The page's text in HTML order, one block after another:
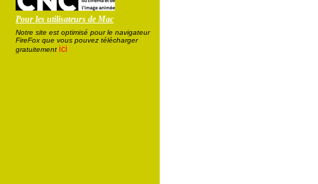
Pour les utilisateurs de Mac
Notre site est optimisé pour le navigateur
FireFox que vous pouvez télécharger
gratuitement ici